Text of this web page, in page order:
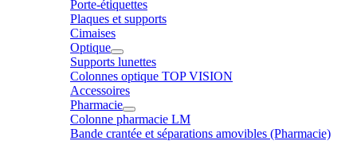
Porte-étiquettes
Plaques et supports
Cimaises
Optique
Supports lunettes
Colonnes optique TOP VISION
Accessoires
Pharmacie
Colonne pharmacie LM
Bande crantée et séparations amovibles (Pharmacie)